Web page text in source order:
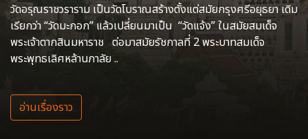
วัดอรุณราชวราราม เป็นวัดโบราณสร้างตั้งแต่สมัยกรุงศรีอยุธยา เดิม
เรียกว่า “วัดมะกอก” แล้วเปลี่ยนมาเป็น “วัดแจ้ง” ในสมัยสมเด็จ
พระเจ้าตากสินมหาราช ต่อมาสมัยรัชกาลที่ 2 พระบาทสมเด็จ
พระพุทธเลิศหล้านภาลัย ..
อ่านเรื่องราว